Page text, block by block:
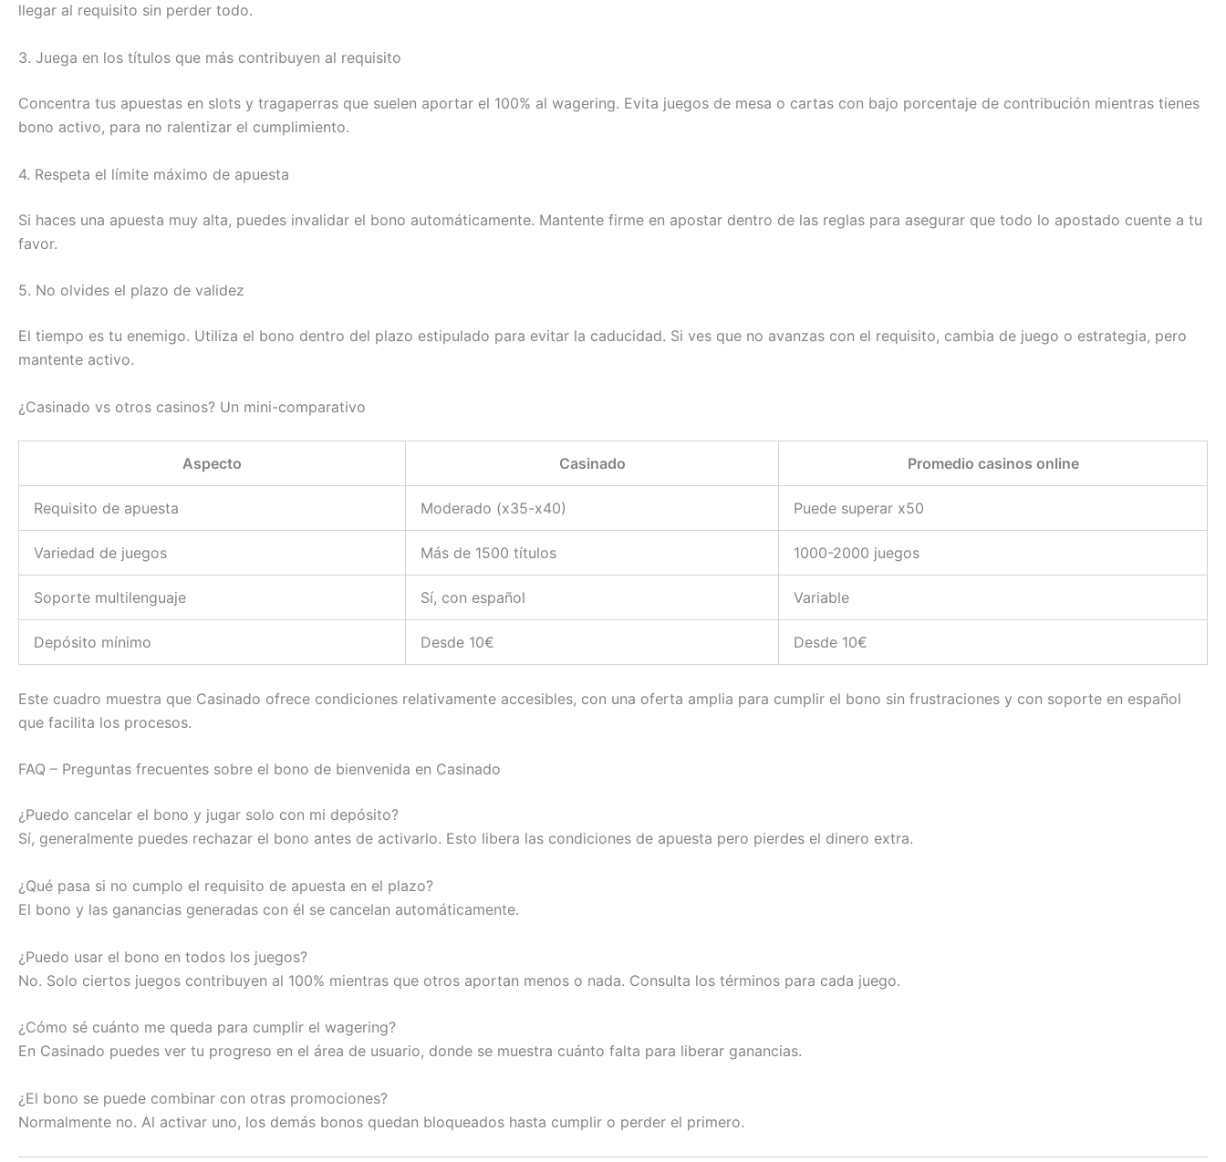
llegar al requisito sin perder todo.
3. Juega en los títulos que más contribuyen al requisito
Concentra tus apuestas en slots y tragaperras que suelen aportar el 100% al wagering. Evita juegos de mesa o cartas con bajo porcentaje de contribución mientras tienes
bono activo, para no ralentizar el cumplimiento.
4. Respeta el límite máximo de apuesta
Si haces una apuesta muy alta, puedes invalidar el bono automáticamente. Mantente firme en apostar dentro de las reglas para asegurar que todo lo apostado cuente a tu
favor.
5. No olvides el plazo de validez
El tiempo es tu enemigo. Utiliza el bono dentro del plazo estipulado para evitar la caducidad. Si ves que no avanzas con el requisito, cambia de juego o estrategia, pero
mantente activo.
¿Casinado vs otros casinos? Un mini-comparativo
Aspecto Casinado Promedio casinos online
Requisito de apuesta Moderado (x35-x40) Puede superar x50
Variedad de juegos Más de 1500 títulos 1000-2000 juegos
Soporte multilenguaje Sí, con español Variable
Depósito mínimo Desde 10€ Desde 10€
Este cuadro muestra que Casinado ofrece condiciones relativamente accesibles, con una oferta amplia para cumplir el bono sin frustraciones y con soporte en español
que facilita los procesos.
FAQ – Preguntas frecuentes sobre el bono de bienvenida en Casinado
¿Puedo cancelar el bono y jugar solo con mi depósito?
Sí, generalmente puedes rechazar el bono antes de activarlo. Esto libera las condiciones de apuesta pero pierdes el dinero extra.
¿Qué pasa si no cumplo el requisito de apuesta en el plazo?
El bono y las ganancias generadas con él se cancelan automáticamente.
¿Puedo usar el bono en todos los juegos?
No. Solo ciertos juegos contribuyen al 100% mientras que otros aportan menos o nada. Consulta los términos para cada juego.
¿Cómo sé cuánto me queda para cumplir el wagering?
En Casinado puedes ver tu progreso en el área de usuario, donde se muestra cuánto falta para liberar ganancias.
¿El bono se puede combinar con otras promociones?
Normalmente no. Al activar uno, los demás bonos quedan bloqueados hasta cumplir o perder el primero.